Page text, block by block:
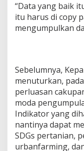
“Data yang baik
itu harus di copy
mengumpulkan
Sebelumnya,
menuturkan,
perluasan
moda
Indikator yang
nantinya dapat
SDGs pertanian,
urbanfarming,